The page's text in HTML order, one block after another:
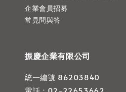
企業會員招募
常見問與答
振慶企業有限公司
統一編號 86203840